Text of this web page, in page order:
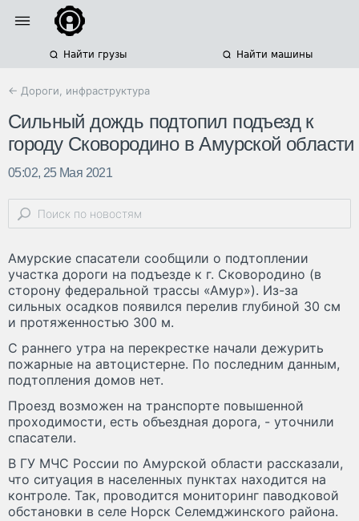
Найти грузы Найти машины
← Дороги, инфраструктура
Сильный дождь подтопил подъезд к
городу Сковородино в Амурской области
05:02, 25 Мая 2021
Амурские спасатели сообщили о подтоплении
участка дороги на подъезде к г. Сковородино (в
сторону федеральной трассы «Амур»). Из-за
сильных осадков появился перелив глубиной 30 см
и протяженностью 300 м.
С раннего утра на перекрестке начали дежурить
пожарные на автоцистерне. По последним данным,
подтопления домов нет.
Проезд возможен на транспорте повышенной
проходимости, есть объездная дорога, - уточнили
спасатели.
В ГУ МЧС России по Амурской области рассказали,
что ситуация в населенных пунктах находится на
контроле. Так, проводится мониторинг паводковой
обстановки в селе Норск Селемджинского района.